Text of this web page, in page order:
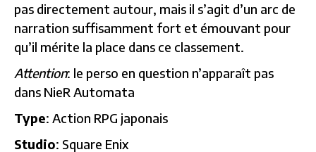
pas directement autour, mais il s’agit d’un arc de
narration suffisamment fort et émouvant pour
qu’il mérite la place dans ce classement.
Attention: le perso en question n’apparaît pas
dans NieR Automata
Type: Action RPG japonais
Studio: Square Enix